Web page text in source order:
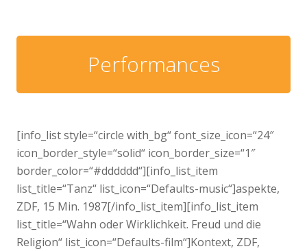
Performances
[info_list style=“circle with_bg“ font_size_icon=“24″
icon_border_style=“solid“ icon_border_size=“1″
border_color=“#dddddd“][info_list_item
list_title=“Tanz“ list_icon=“Defaults-music“]aspekte,
ZDF, 15 Min. 1987[/info_list_item][info_list_item
list_title=“Wahn oder Wirklichkeit. Freud und die
Religion“ list_icon=“Defaults-film“]Kontext, ZDF,